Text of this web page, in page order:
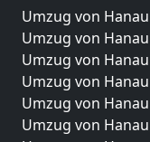
Umzug von
Umzug von
Umzug von
Umzug von
Umzug von
Umzug von